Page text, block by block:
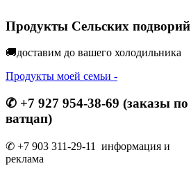
Продукты Сельских подворий
🚚доставим до вашего холодильника
Продукты моей семьи -
✆ +7 927 954-38-69 (заказы по
ватцап)
✆ +7 903 311-29-11 информация и
реклама